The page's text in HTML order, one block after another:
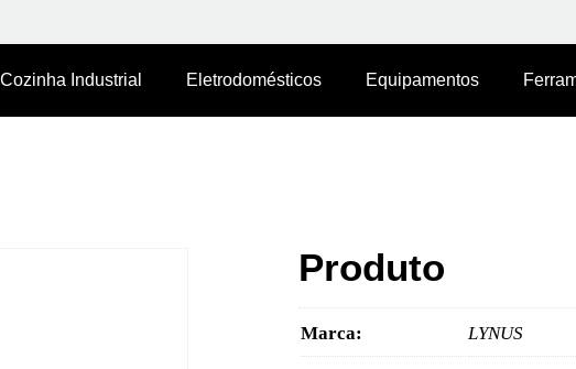
Cozinha Industrial Eletrodomésticos Equipamentos
Produto
Marca: LYNUS